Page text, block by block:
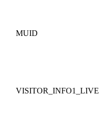
MUID
VISITOR_INFO1_LIVE